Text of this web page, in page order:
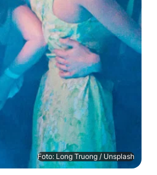
Foto: Long Truong / Unsplash